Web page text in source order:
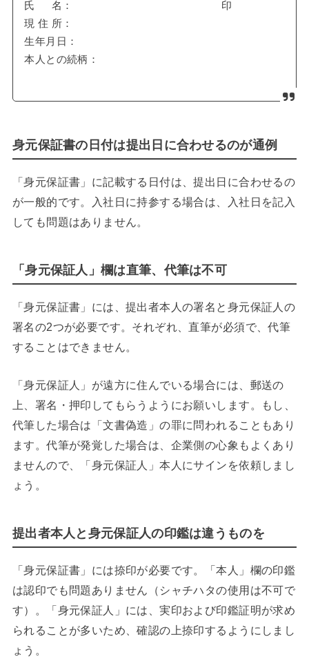
氏 名： 印
現 住 所：
生年月日：
本人との続柄：
身元保証書の日付は提出日に合わせるのが通例
「身元保証書」に記載する日付は、提出日に合わせるの
が一般的です。入社日に持参する場合は、入社日を記入
しても問題はありません。
「身元保証人」欄は直筆、代筆は不可
「身元保証書」には、提出者本人の署名と身元保証人の
署名の2つが必要です。それぞれ、直筆が必須で、代筆
することはできません。
「身元保証人」が遠方に住んでいる場合には、郵送の
上、署名・押印してもらうようにお願いします。もし、
代筆した場合は「文書偽造」の罪に問われることもあり
ます。代筆が発覚した場合は、企業側の心象もよくあり
ませんので、「身元保証人」本人にサインを依頼しまし
ょう。
提出者本人と身元保証人の印鑑は違うものを
「身元保証書」には捺印が必要です。「本人」欄の印鑑
は認印でも問題ありません（シャチハタの使用は不可で
す）。「身元保証人」には、実印および印鑑証明が求め
られることが多いため、確認の上捺印するようにしまし
ょう。